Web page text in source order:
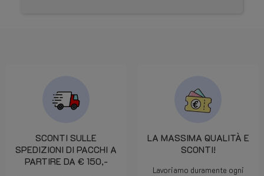
SCONTI SULLE
SPEDIZIONI DI PACCHI A
PARTIRE DA € 150,-
LA MASSIMA QUALITÀ E
SCONTI!
Lavoriamo duramente ogni